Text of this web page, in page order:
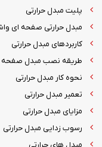
پلیت مبدل حرارتی
مبدل حرارتی صفحه ای
کاربردهای مبدل حرارتی
طریقه نصب مبدل صفحه
نحوه کار مبدل حرارتی
تعمیر مبدل حرارتی
مزایای مبدل حرارتی
رسوب زدایی مبدل حرارتی
مبدل های حرارتی